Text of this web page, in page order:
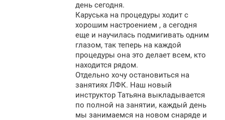
день сегодня.
Каруська на процедуры ходит с
хорошим настроением , а сегодня
еще и научилась подмигивать одним
глазом, так теперь на каждой
процедуры она это делает всем, кто
находится рядом.
Отдельно хочу остановиться на
занятиях ЛФК. Наш новый
инструктор Татьяна выкладывается
по полной на занятии, каждый день
мы занимаемся на новом снаряде и